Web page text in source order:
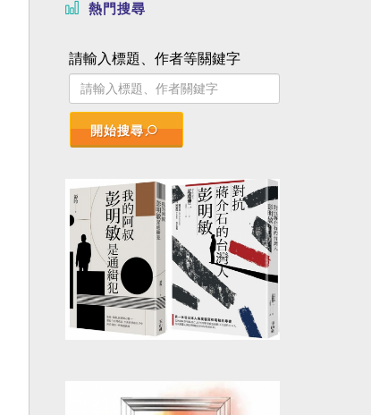
熱門搜尋
請輸入標題、作者等關鍵字
開始搜尋